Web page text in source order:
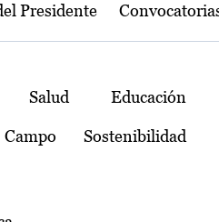
Presidente
Salud Educación
Campo Sostenibilidad